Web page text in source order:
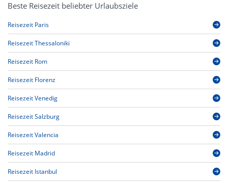
Beste Reisezeit beliebter Urlaubsziele
Reisezeit Paris
Reisezeit Thessaloniki
Reisezeit Rom
Reisezeit Florenz
Reisezeit Venedig
Reisezeit Salzburg
Reisezeit Valencia
Reisezeit Madrid
Reisezeit Istanbul